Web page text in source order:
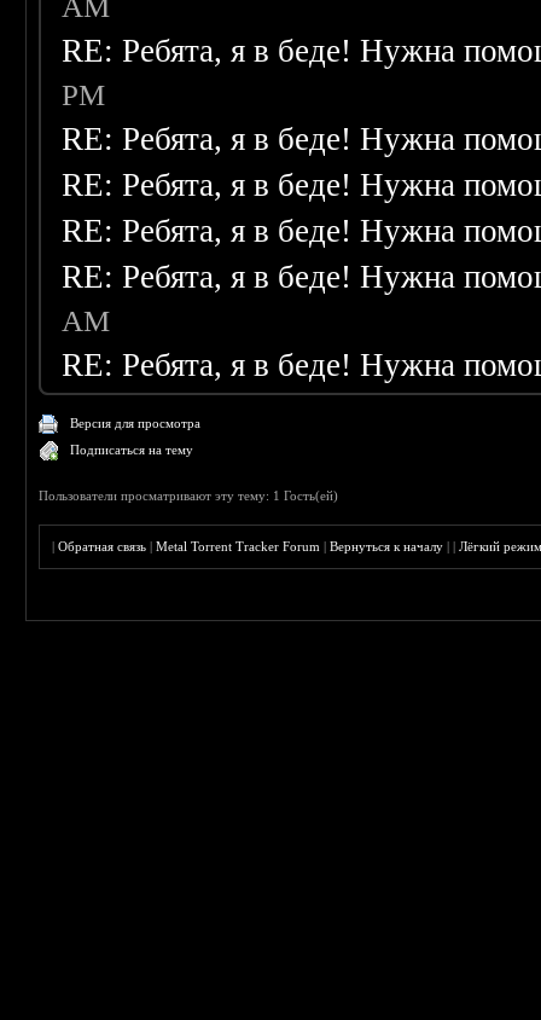
AM
RE: Ребята, я в беде! Нужна
PM
RE: Ребята, я в беде! Нужна
RE: Ребята, я в беде! Нужна
RE: Ребята, я в беде! Нужна
RE: Ребята, я в беде! Нужна
AM
RE: Ребята, я в беде! Нужна
Версия для просмотра
Подписаться на тему
Пользователи просматривают эту тему: 1 Гость(ей)
|Обратная связь |Metal Torrent Tracker Forum |Вернуться к началу ||Лёгкий